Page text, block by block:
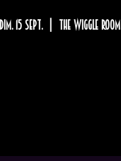
dim. 15 sept.
  |
The Wiggle Room